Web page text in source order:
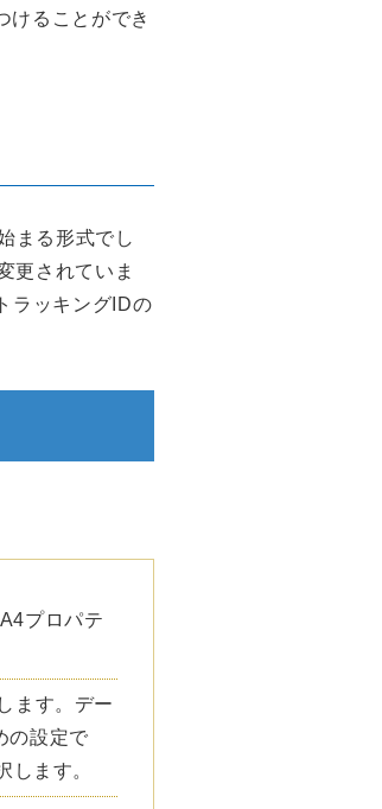
けることができ
まる形式でし
更されていま
ラッキングIDの
プロパテ
ます。デー
の設定で
ます。